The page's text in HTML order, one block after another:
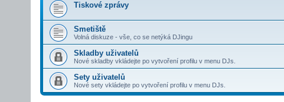
Tiskové zprávy
Smetiště
Volná diskuze - vše, co se netýká DJingu
Skladby uživatelů
Nové skladby vkládejte po vytvoření profilu v menu DJs.
Sety uživatelů
Nové sety vkládejte po vytvoření profilu v menu DJs.